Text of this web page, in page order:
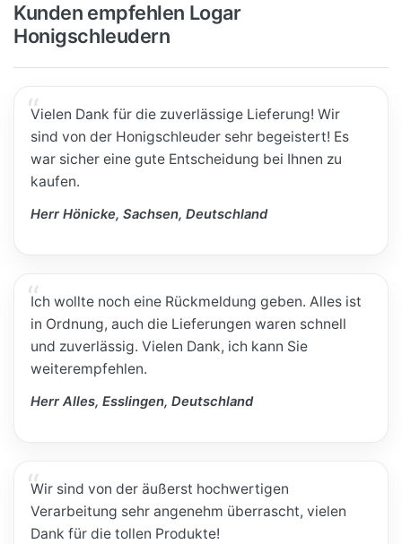
Kunden empfehlen Logar
Honigschleudern
Vielen Dank für die zuverlässige Lieferung! Wir
sind von der Honigschleuder sehr begeistert! Es
war sicher eine gute Entscheidung bei Ihnen zu
kaufen.
Herr Hönicke, Sachsen, Deutschland
Ich wollte noch eine Rückmeldung geben. Alles ist
in Ordnung, auch die Lieferungen waren schnell
und zuverlässig. Vielen Dank, ich kann Sie
weiterempfehlen.
Herr Alles, Esslingen, Deutschland
Wir sind von der äußerst hochwertigen
Verarbeitung sehr angenehm überrascht, vielen
Dank für die tollen Produkte!